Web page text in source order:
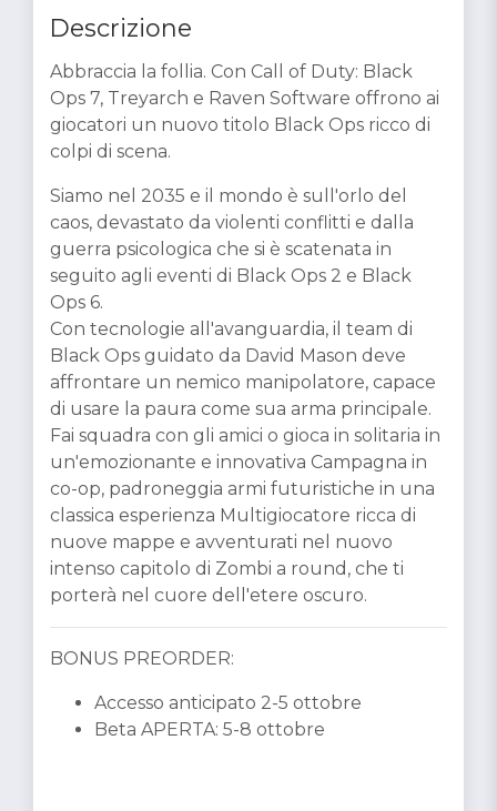
Descrizione
Abbraccia la follia. Con Call of Duty: Black
Ops 7, Treyarch e Raven Software offrono ai
giocatori un nuovo titolo Black Ops ricco di
colpi di scena.
Siamo nel 2035 e il mondo è sull'orlo del
caos, devastato da violenti conflitti e dalla
guerra psicologica che si è scatenata in
seguito agli eventi di Black Ops 2 e Black
Ops 6.
Con tecnologie all'avanguardia, il team di
Black Ops guidato da David Mason deve
affrontare un nemico manipolatore, capace
di usare la paura come sua arma principale.
Fai squadra con gli amici o gioca in solitaria in
un'emozionante e innovativa Campagna in
co-op, padroneggia armi futuristiche in una
classica esperienza Multigiocatore ricca di
nuove mappe e avventurati nel nuovo
intenso capitolo di Zombi a round, che ti
porterà nel cuore dell'etere oscuro.
BONUS PREORDER:
Accesso anticipato 2-5 ottobre
Beta APERTA: 5-8 ottobre